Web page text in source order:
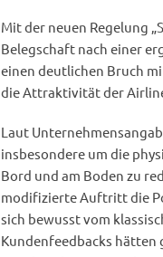
Mit der neuen Regelung
Belegschaft nach einer
einen deutlichen Bruch
die Attraktivität der
Laut
insbesondere um die
Bord und am Boden zu
modifizierte Auftritt die
sich bewusst vom
Kundenfeedbacks